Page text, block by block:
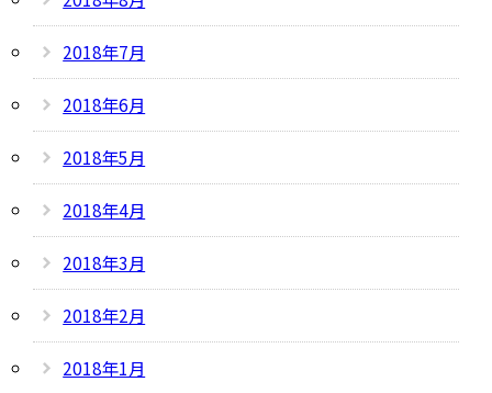
2018年7月
2018年6月
2018年5月
2018年4月
2018年3月
2018年2月
2018年1月